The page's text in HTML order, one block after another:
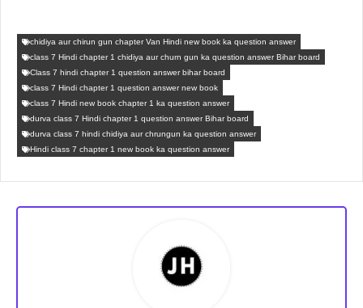
chidiya aur chirun gun chapter Van Hindi new book ka question answer
class 7 Hindi chapter 1 chidiya aur churn gun ka question answer Bihar board
Class 7 hindi chapter 1 question answer bihar board
class 7 Hindi chapter 1 question answer new book
class 7 Hindi new book chapter 1 ka question answer
durva class 7 Hindi chapter 1 question answer Bihar board
durva class 7 hindi chidiya aur chrungun ka question answer
Hindi class 7 chapter 1 new book ka question answer